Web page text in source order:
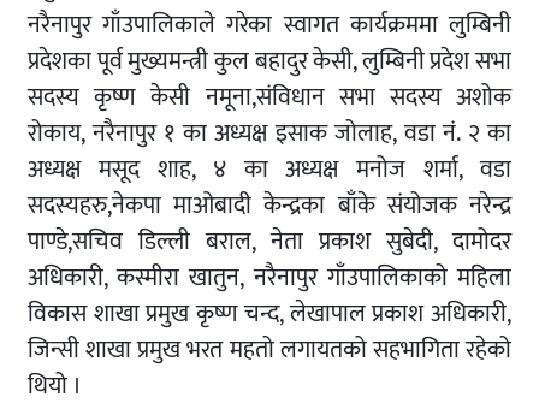
नरैनापुर गाँउपालिकाले गरेका स्वागत कार्यक्रममा लुम्बिनी
प्रदेशका पूर्व मुख्यमन्त्री कुल बहादुर केसी, लुम्बिनी प्रदेश सभा
सदस्य कृष्ण केसी नमूना,संविधान सभा सदस्य अशोक
रोकाय, नरैनापुर १ का अध्यक्ष इसाक जोलाह, वडा नं. २ का
अध्यक्ष मसूद शाह, ४ का अध्यक्ष मनोज शर्मा, वडा
सदस्यहरु,नेकपा माओबादी केन्द्रका बाँके संयोजक नरेन्द्र
पाण्डे,सचिव डिल्ली बराल, नेता प्रकाश सुबेदी, दामोदर
अधिकारी, कस्मीरा खातुन, नरैनापुर गाँउपालिकाको महिला
विकास शाखा प्रमुख कृष्ण चन्द, लेखापाल प्रकाश अधिकारी,
जिन्सी शाखा प्रमुख भरत महतो लगायतको सहभागिता रहेको
थियो ।